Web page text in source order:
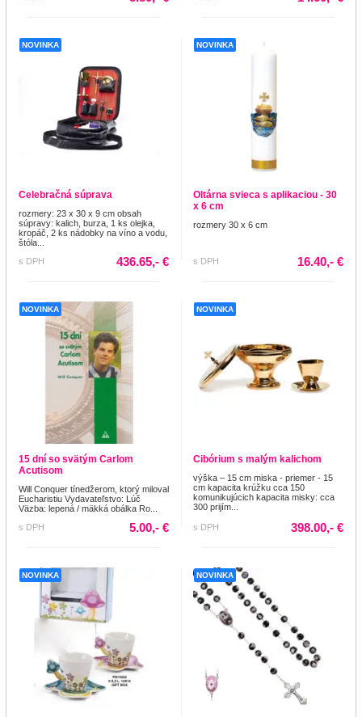
NOVINKA
Celebračná súprava
rozmery: 23 x 30 x 9 cm obsah
súpravy: kalich, burza, 1 ks olejka,
kropáč, 2 ks nádobky na víno a vodu,
štóla...
s DPH
436.65,- €
NOVINKA
Oltárna svieca s aplikaciou - 30
x 6 cm
rozmery 30 x 6 cm
s DPH 16.40,- €
NOVINKA
15 dní so svätým Carlom
Acutisom
Will Conquer tínedžerom, ktorý miloval
Eucharistiu Vydavateľstvo: Lúč
Väzba: lepená / mäkká obálka Ro...
s DPH
5.00,- €
NOVINKA
Cibórium s malým kalichom
výška – 15 cm miska - priemer - 15
cm kapacita krúžku cca 150
komunikujúcich kapacita misky: cca
300 prijím...
s DPH 398.00,- €
NOVINKA NOVINKA